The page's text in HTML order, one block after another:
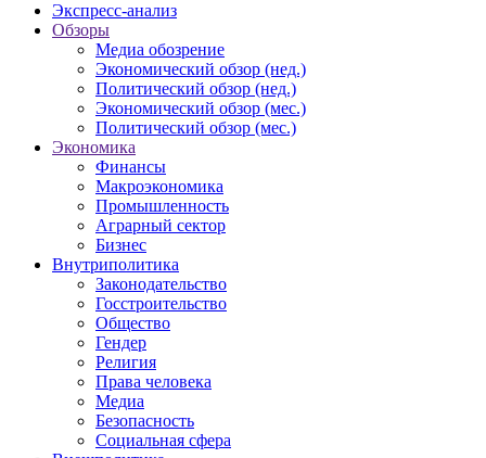
Экспресс-анализ
Обзоры
Медиа обозрение
Экономический обзор (нед.)
Политический обзор (нед.)
Экономический обзор (мес.)
Политический обзор (мес.)
Экономика
Финансы
Макроэкономика
Промышленность
Аграрный сектор
Бизнес
Внутриполитика
Законодательство
Госстроительство
Общество
Гендер
Религия
Права человека
Медиа
Безопасность
Социальная сфера